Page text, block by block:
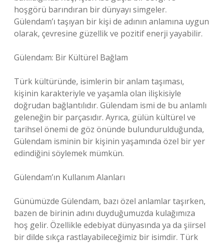
hoşgörü barındıran bir dünyayı simgeler.
Gülendam’ı taşıyan bir kişi de adının anlamına uygun
olarak, çevresine güzellik ve pozitif enerji yayabilir.
Gülendam: Bir Kültürel Bağlam
Türk kültüründe, isimlerin bir anlam taşıması,
kişinin karakteriyle ve yaşamla olan ilişkisiyle
doğrudan bağlantılıdır. Gülendam ismi de bu anlamlı
geleneğin bir parçasıdır. Ayrıca, gülün kültürel ve
tarihsel önemi de göz önünde bulundurulduğunda,
Gülendam isminin bir kişinin yaşamında özel bir yer
edindiğini söylemek mümkün.
Gülendam’ın Kullanım Alanları
Günümüzde Gülendam, bazı özel anlamlar taşırken,
bazen de birinin adını duyduğumuzda kulağımıza
hoş gelir. Özellikle edebiyat dünyasında ya da şiirsel
bir dilde sıkça rastlayabileceğimiz bir isimdir. Türk